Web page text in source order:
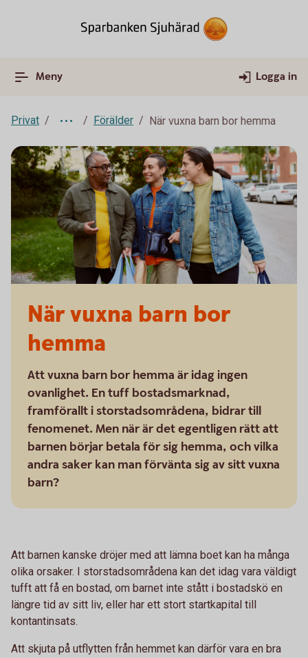
Meny Logga in
Privat Förälder När vuxna barn bor hemma
När vuxna barn bor
hemma
Att vuxna barn bor hemma är idag ingen
ovanlighet. En tuff bostadsmarknad,
framförallt i storstadsområdena, bidrar till
fenomenet. Men när är det egentligen rätt att
barnen börjar betala för sig hemma, och vilka
andra saker kan man förvänta sig av sitt vuxna
barn?
Att barnen kanske dröjer med att lämna boet kan ha många
olika orsaker. I storstadsområdena kan det idag vara väldigt
tufft att få en bostad, om barnet inte stått i bostadskö en
längre tid av sitt liv, eller har ett stort startkapital till
kontantinsats.
Att skjuta på utflytten från hemmet kan därför vara en bra